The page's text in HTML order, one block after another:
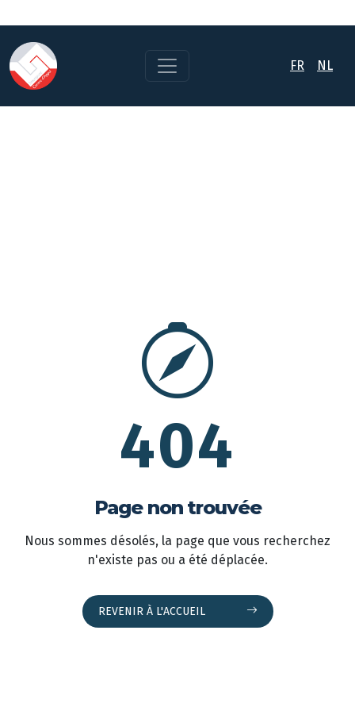
FR NL
404
Page non trouvée
Nous sommes désolés, la page que vous recherchez
n'existe pas ou a été déplacée.
REVENIR À L'ACCUEIL